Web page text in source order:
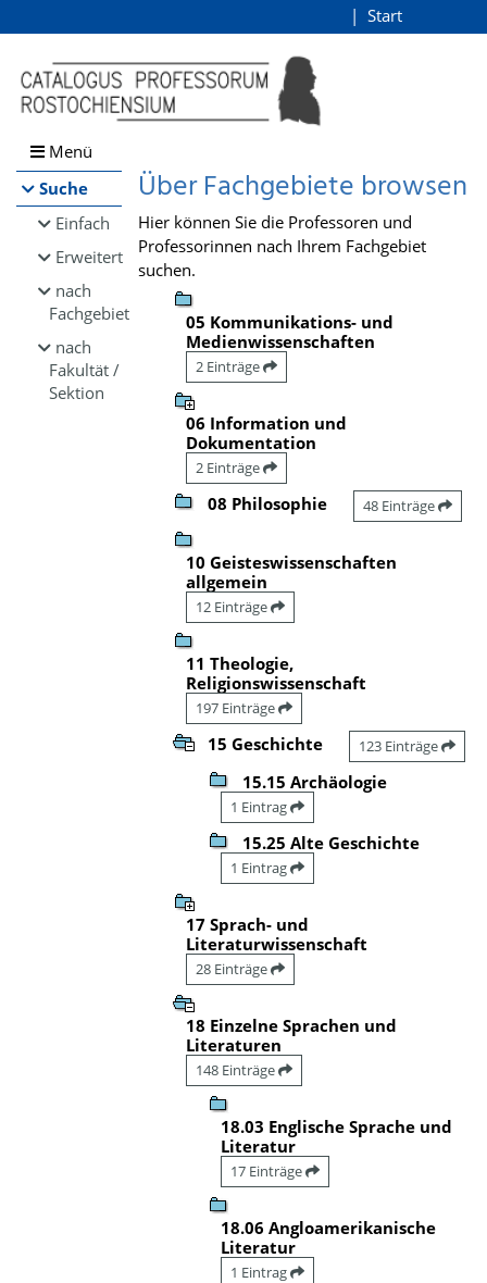
Browsen
direkt zum Inhalt
Start
Menü
Suche
Einfach
Erweitert
nach
Fachgebiet
nach
Fakultät /
Sektion
Über Fachgebiete browsen
Hier können Sie die Professoren und
Professorinnen nach Ihrem Fachgebiet
suchen.
05 Kommunikations- und
Medienwissenschaften
2 Einträge
06 Information und
Dokumentation
2 Einträge
08 Philosophie 48 Einträge
10 Geisteswissenschaften
allgemein
12 Einträge
11 Theologie,
Religionswissenschaft
197 Einträge
15 Geschichte 123 Einträge
15.15 Archäologie
1 Eintrag
15.25 Alte Geschichte
1 Eintrag
17 Sprach- und
Literaturwissenschaft
28 Einträge
18 Einzelne Sprachen und
Literaturen
148 Einträge
18.03 Englische Sprache und
Literatur
17 Einträge
18.06 Angloamerikanische
Literatur
1 Eintrag